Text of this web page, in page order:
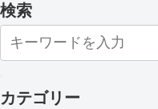
検索
カテゴリー